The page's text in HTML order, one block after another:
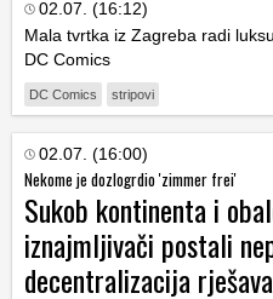
02.07. (16:12)
Mala tvrtka iz Zagreba radi
DC Comics
DC Comics stripovi
02.07. (16:00)
Nekome je dozlogrdio 'zimmer frei'
Sukob kontinenta i
iznajmljivači postali
decentralizacija